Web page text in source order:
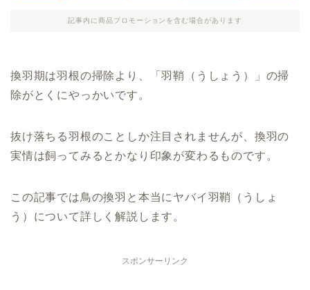
記事内に商品プロモーションを含む場合があります
換羽期は羽根の掃除より、「羽鞘（うしょう）」の掃
除がとくにやっかいです。
抜け落ちる羽根のことしか注目されませんが、換羽の
実情は飼ってみるとかなり印象が変わるものです。
この記事では鳥の換羽と本当にヤバイ羽鞘（うしょ
う）について詳しく解説します。
スポンサーリンク